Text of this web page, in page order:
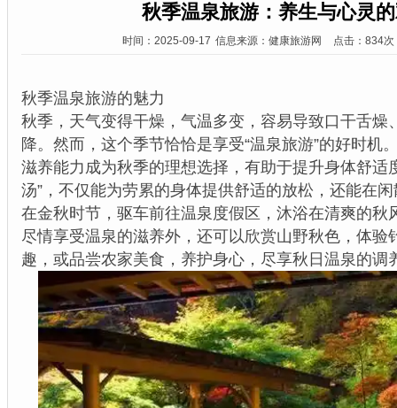
秋季温泉旅游：养生与心灵
时间：2025-09-17 信息来源：健康旅游网 点击：834次
秋季温泉旅游的魅力
秋季，天气变得干燥，气温多变，容易导致口干舌燥
降。然而，这个季节恰恰是享受“温泉旅游”的好时机
滋养能力成为秋季的理想选择，有助于提升身体舒适
汤”，不仅能为劳累的身体提供舒适的放松，还能在
在金秋时节，驱车前往温泉度假区，沐浴在清爽的秋
尽情享受温泉的滋养外，还可以欣赏山野秋色，体验
趣，或品尝农家美食，养护身心，尽享秋日温泉的调